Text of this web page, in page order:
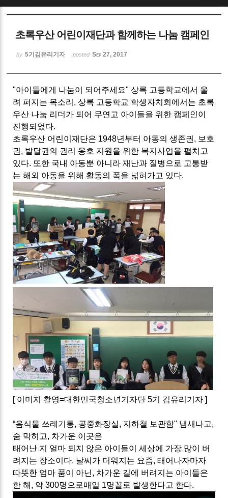
초록우산 어린이재단과 함께하는 나눔 캠페인
by 5기김유리기자 posted Sep 27, 2017
"아이들에게 나눔이 되어주세요" 상록 고등학교에서 울
려 퍼지는 목소리, 상록 고등학교 학생자치회에서는 초록
우산 나눔 리더가 되어 무연고 아이들을 위한 캠페인이
진행되었다.
초록우산 어린이재단은 1948년부터 아동의 생존권, 보호
권, 발달권의 권리 옹호 지원을 위한 복지사업을 펼치고
있다. 또한 국내 아동뿐 아니라 재난과 질병으로 고통받
는 해외 아동을 위해 활동의 폭을 넓혀가고 있다.
[ 이미지 촬영=대한민국청소년기자단 5기 김유리기자 ]
“음식물 쓰레기통, 공중화장실, 지하철 보관함" 냄새나고,
숨 막히고, 차가운 이곳은
태어난 지 얼마 되지 않은 아이들이 세상에 가장 많이 버
려지는 장소이다. 날씨가 더워지는 요즘, 태어나자마자
따뜻한 엄마 품이 아닌, 차가운 길에 버려지는 아이들은
한 해, 약 300명으로매일 1명꼴로 발생한다고 한다.
Sketchbook5, 스케치북5
Sketchbook5, 스케치북5